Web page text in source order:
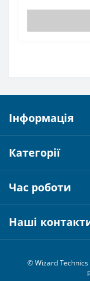
Інформація
Категорії
Час роботи
Наші
© Wizard Technics